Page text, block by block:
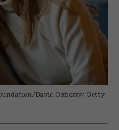
David Oxberry/ Getty